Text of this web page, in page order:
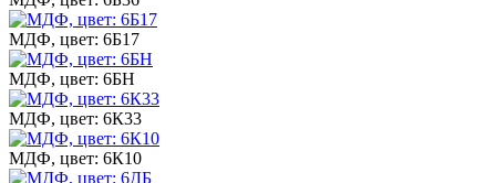
МДФ, цвет: 6Б17
МДФ, цвет: 6БН
МДФ, цвет: 6К33
МДФ, цвет: 6К10